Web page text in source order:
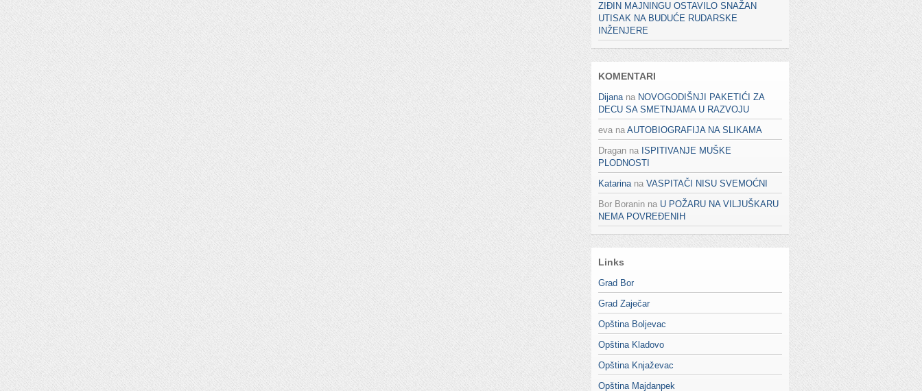
ZIĐIN MAJNINGU OSTAVILO SNAŽAN
UTISAK NA BUDUĆE RUDARSKE
INŽENJERE
KOMENTARI
Dijanana NOVOGODIŠNJI PAKETIĆI ZA
DECU SA SMETNJAMA U RAZVOJU
eva na AUTOBIOGRAFIJA NA SLIKAMA
Dragan na ISPITIVANJE MUŠKE
PLODNOSTI
Katarinana VASPITAČI NISU SVEMOĆNI
Bor Boranin na U POŽARU NA VILJUŠKARU
NEMA POVREĐENIH
Links
Grad Bor
Grad Zaječar
Opština Boljevac
Opština Kladovo
Opština Knjaževac
Opština Majdanpek